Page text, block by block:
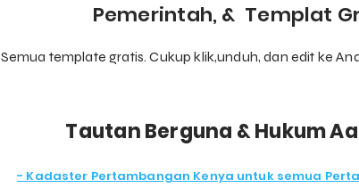
Pemerintah, & Templat
Semua template gratis. Cukup klik,unduh, dan edit ke
Tautan Berguna & Hukum A
- Kadaster Pertambangan Kenya untuk semua